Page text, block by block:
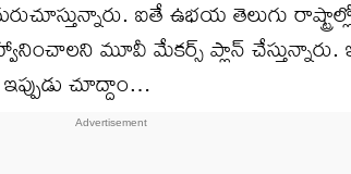
ఐతే ఉభయ తెలుగు
మూవీ మేకర్స్‌ ప్లాన్‌ చేస్తున్నారు.
చూద్దాం…